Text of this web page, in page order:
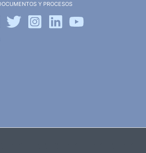
Y PROCESOS